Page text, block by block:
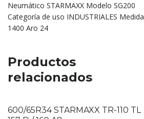
Neumático STARMAXX Modelo SG200
Categoría de uso INDUSTRIALES Medida
1400 Aro 24
Productos
relacionados
600/65R34 STARMAXX TR-110 TL